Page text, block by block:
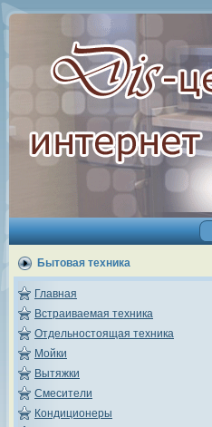
Бытовая техника
Главная
Встраиваемая техника
Отдельностоящая техника
Мойки
Вытяжки
Смесители
Кондиционеры